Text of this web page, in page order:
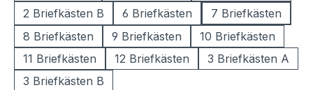
2 Briefkästen B
6 Briefkästen
7 Briefkästen
8 Briefkästen
9 Briefkästen
10 Briefkästen
11 Briefkästen
12 Briefkästen
3 Briefkästen A
3 Briefkästen B